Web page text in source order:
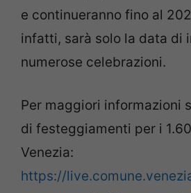
e continueranno fino al
infatti, sarà solo la data di
numerose celebrazioni.
Per maggiori informazioni
di festeggiamenti per i
Venezia:
https://